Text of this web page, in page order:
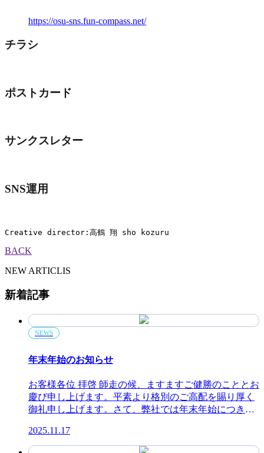
https://osu-sns.fun-compass.net/
チラシ
ポストカード
サンクスレター
SNS運用
Creative director:高鶴 翔 sho kozuru
BACK
NEW ARTICLIS
新着記事
NEWS
年末年始のお知らせ
お客様各位 拝啓 師走の候、ますますご健勝のこととお
慶び申し上げます。平素より格別のご高配を賜り厚く
御礼申し上げます。さて、弊社では年末年始につきま
12月27日～2026年1月4日最終営業日：2025年12月26日
営業開始日：2026年1月5日 休業期間内につきまして
2025.11.17